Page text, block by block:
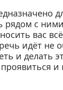
рядом с
вас
идёт не
и делать
и